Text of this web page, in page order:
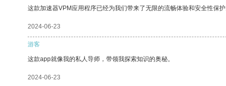
这款加速器VPM应用程序已经为我们带来了无限的流畅体验和安全性保护
2024-06-23
游客
这款app就像我的私人导师，带领我探索知识的奥秘。
2024-06-23